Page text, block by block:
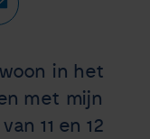
in het
met mijn
11 en 12